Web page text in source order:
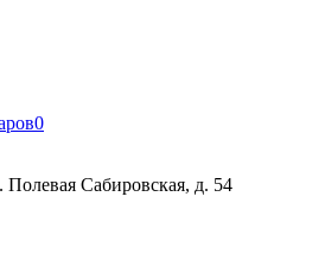
0
Полевая Сабировская, д. 54